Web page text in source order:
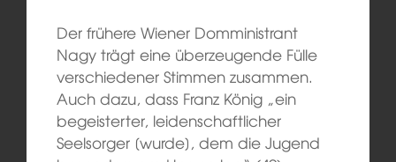
Der frühere Wiener Domministrant
Nagy trägt eine überzeugende Fülle
verschiedener Stimmen zusammen.
Auch dazu, dass Franz König „ein
begeisterter, leidenschaftlicher
Seelsorger [wurde], dem die Jugend